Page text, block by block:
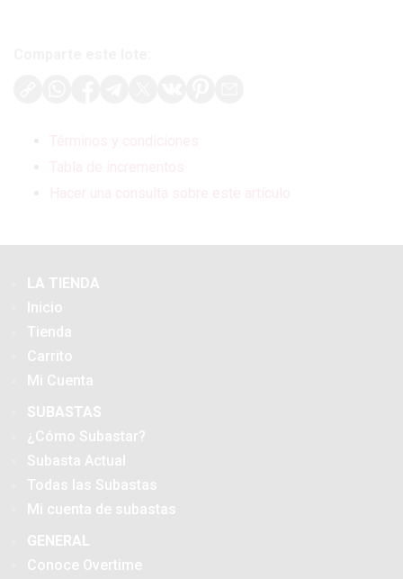
LA TIENDA
Inicio
Tienda
Carrito
Mi Cuenta
SUBASTAS
¿Cómo Subastar?
Subasta Actual
Todas las Subastas
Mi cuenta de subastas
GENERAL
Conoce Overtime